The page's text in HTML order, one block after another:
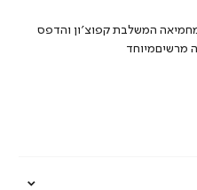
המשלבת קפוצ’ון והדפס
מרשיםמיוחד